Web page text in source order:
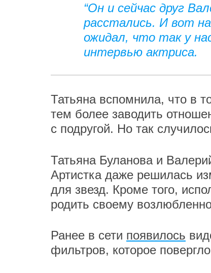
“Он и сейчас друг
расстались. И вот
ожидал, что так у
интервью актриса.
Татьяна вспомнила, что в
тем более заводить
с подругой. Но так
Татьяна Буланова и
Артистка даже решилась
для звезд. Кроме того,
родить своему
Ранее в сети появилось
фильтров, которое